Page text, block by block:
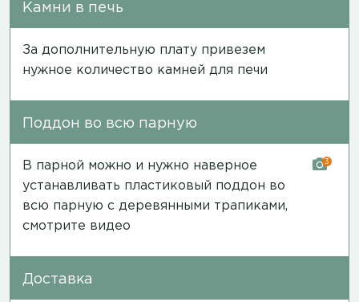
Камни в печь
За дополнительную плату привезем
нужное количество камней для печи
Поддон во всю парную
В парной можно и нужно наверное
устанавливать пластиковый поддон во
всю парную с деревянными трапиками,
смотрите видео
3
Доставка